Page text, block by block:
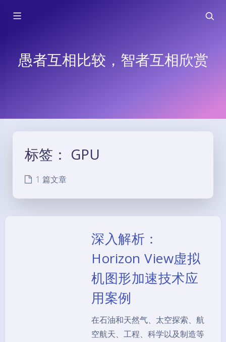
愚者互相比较，智者互相欣赏
标签： GPU
1 篇文章
深入解析：
Horizon View虚拟
机图形加速技术应
用案例
在石油和天然气、太空探索、航
空航天、工程、科学以及制造等